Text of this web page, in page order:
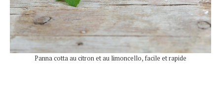
Panna cotta au citron et au limoncello, facile et rapide